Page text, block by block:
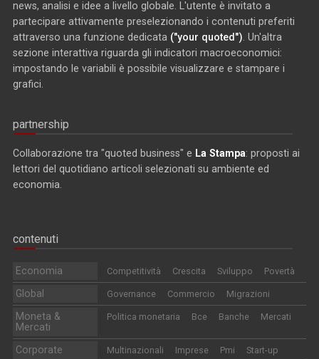
news, analisi e idee a livello globale. L'utente è invitato a
partecipare attivamente preselezionando i contenuti preferiti
attraverso una funzione dedicata ("your quoted") . Un'altra
sezione interattiva riguarda gli indicatori macroeconomici:
impostando le variabili è possibile visualizzare e stampare i
grafici.
partnership
Collaborazione tra "quoted business" e La Stampa: proposti ai
lettori del quotidiano articoli selezionati su ambiente ed
economia.
contenuti
Economia Competitività Crescita Sviluppo Povertà
Global Governance Commercio Migrazioni
Moneta &
Mercati
Politica monetaria Bce Banche Mercati
Corporate Multinazionali Imprese Pmi Start-up